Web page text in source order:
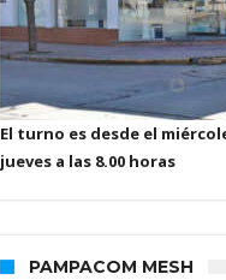
El turno es desde el
jueves a las 8.00 horas
PAMPACOM MESH